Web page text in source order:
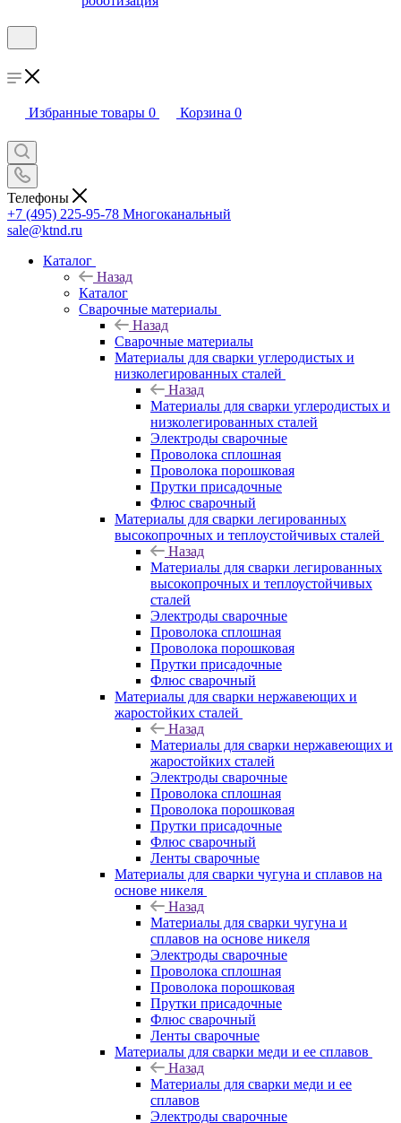
Избранные товары 0 Корзина 0
Телефоны
+7 (495) 225-95-78 Многоканальный
sale@ktnd.ru
Каталог
Назад
Каталог
Сварочные материалы
Назад
Сварочные материалы
Материалы для сварки углеродистых и
низколегированных сталей
Назад
Материалы для сварки углеродистых и
низколегированных сталей
Электроды сварочные
Проволока сплошная
Проволока порошковая
Прутки присадочные
Флюс сварочный
Материалы для сварки легированных
высокопрочных и теплоустойчивых сталей
Назад
Материалы для сварки легированных
высокопрочных и теплоустойчивых
сталей
Электроды сварочные
Проволока сплошная
Проволока порошковая
Прутки присадочные
Флюс сварочный
Материалы для сварки нержавеющих и
жаростойких сталей
Назад
Материалы для сварки нержавеющих и
жаростойких сталей
Электроды сварочные
Проволока сплошная
Проволока порошковая
Прутки присадочные
Флюс сварочный
Ленты сварочные
Материалы для сварки чугуна и сплавов на
основе никеля
Назад
Материалы для сварки чугуна и
сплавов на основе никеля
Электроды сварочные
Проволока сплошная
Проволока порошковая
Прутки присадочные
Флюс сварочный
Ленты сварочные
Материалы для сварки меди и ее сплавов
Назад
Материалы для сварки меди и ее
сплавов
Электроды сварочные